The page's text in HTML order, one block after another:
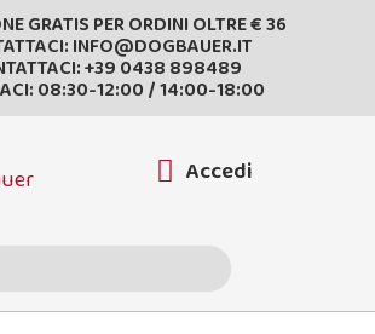
GRATIS PER ORDINI OLTRE € 36
INFO@DOGBAUER.IT
+39 0438 898489
08:30-12:00 / 14:00-18:00
Accedi